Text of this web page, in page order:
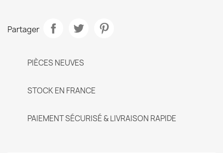
Partager
PIÈCES NEUVES
STOCK EN FRANCE
PAIEMENT SÉCURISÉ & LIVRAISON RAPIDE